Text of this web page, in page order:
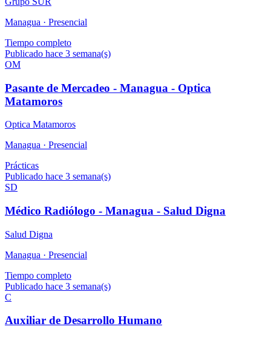
Managua · Presencial
Tiempo completo
Publicado hace 3 semana(s)
OM
Pasante de Mercadeo - Managua - Optica
Matamoros
Optica Matamoros
Managua · Presencial
Prácticas
Publicado hace 3 semana(s)
SD
Médico Radiólogo - Managua - Salud Digna
Salud Digna
Managua · Presencial
Tiempo completo
Publicado hace 3 semana(s)
C
Auxiliar de Desarrollo Humano